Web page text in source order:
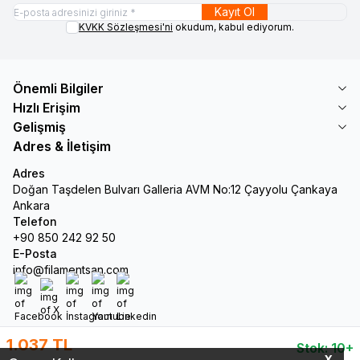
1.037TL Stok: 10+
Kayıt Ol
KVKK Sözleşmesi'ni okudum, kabul ediyorum.
Önemli Bilgiler
Hızlı Erişim
Gelişmiş
Adres & İletişim
Adres
Doğan Taşdelen Bulvarı Galleria AVM No:12 Çayyolu Çankaya
Ankara
Telefon
+90 850 242 92 50
E-Posta
info@filamentsan.com
Facebook
X İnstagram
Youtube